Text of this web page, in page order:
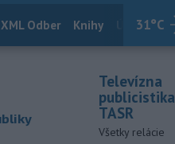
31°C
XML Odber Knihy Útulkovo
Televízna
publicistika
TASR
Všetky relácie